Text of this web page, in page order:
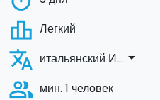
leaderboard Легкий
translate итальянский И... arrow_drop_down
people_alt мин. 1 человек